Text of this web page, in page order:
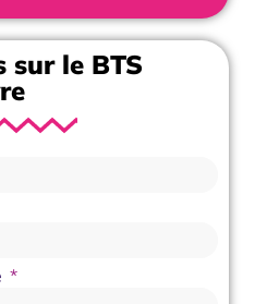
sur le BTS